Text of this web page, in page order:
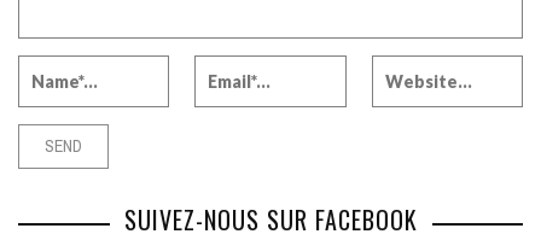
SUIVEZ-NOUS SUR FACEBOOK